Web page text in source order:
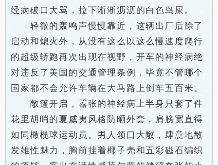
经病破口大骂，拉下淅淅沥沥的白色鸟屎。
轻微的轰鸣声慢慢靠近，这辆出厂后除了
启动和熄火外，从没有这么以这么慢速度爬行
的超级轿跑再次出现在视野，开车的神经病绝
对违反了美国的交通管理条例，毕竟不管哪个
国家都不会允许车辆在大马路上倒车五百米。
敞篷开启，嚣张的神经病上半身只套了件
花里胡哨的夏威夷风格防晒外套，肩膀宽直得
如同橄榄球运动员。男人领口大敞，肆意地散
发雄性魅力，胸前挂着椰子壳和五彩磁石编织